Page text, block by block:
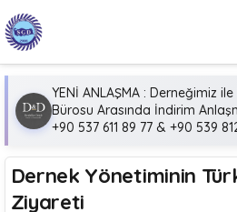
YENİ ANLAŞMA : Derneğimiz
Bürosu Arasında İndirim
+90 537 611 89 77 & +90 539
Dernek Yönetiminin
Ziyareti